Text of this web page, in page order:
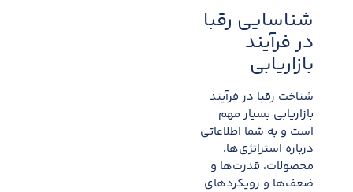
شناسایی رقبا
در فرآیند
بازاریابی
شناخت رقبا در فرآیند
بازاریابی بسیار مهم
است و به شما اطلاعاتی
درباره استراتژی‌ها،
محصولات، قدرت‌ها و
ضعف‌ها و رویکردهای